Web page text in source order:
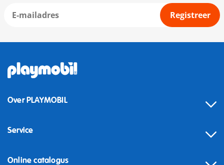
Registreer
Over PLAYMOBIL
Service
Online catalogus